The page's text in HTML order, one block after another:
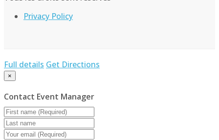
Privacy Policy
Full details Get Directions
×
Contact Event Manager